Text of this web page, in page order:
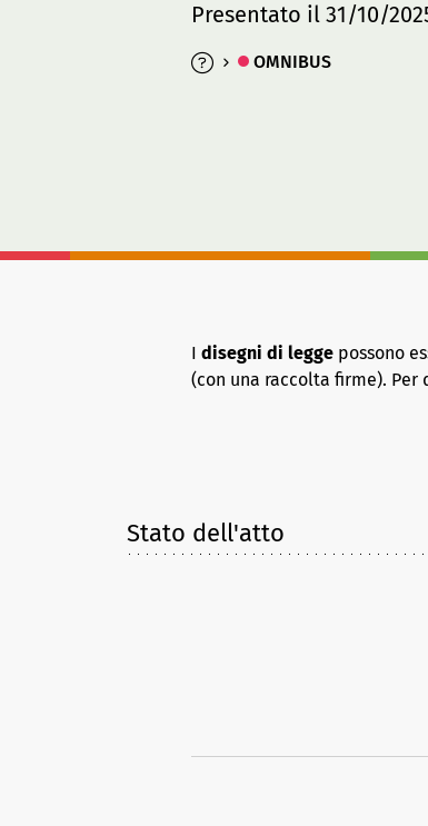
Presentato il 31/10/
OMNIBUS
I disegni di legge possono
(con una raccolta firme).
Stato dell'atto